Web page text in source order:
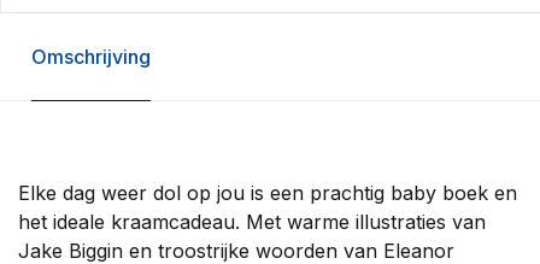
Omschrijving
Elke dag weer dol op jou is een prachtig baby boek en
het ideale kraamcadeau. Met warme illustraties van
Jake Biggin en troostrijke woorden van Eleanor